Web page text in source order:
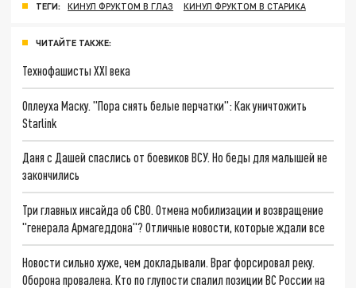
ТЕГИ: КИНУЛ ФРУКТОМ В ГЛАЗ КИНУЛ ФРУКТОМ В СТАРИКА
ЧИТАЙТЕ ТАКЖЕ:
Технофашисты XXI века
Оплеуха Маску. "Пора снять белые перчатки": Как уничтожить
Starlink
Даня с Дашей спаслись от боевиков ВСУ. Но беды для малышей не
закончились
Три главных инсайда об СВО. Отмена мобилизации и возвращение
"генерала Армагеддона"? Отличные новости, которые ждали все
Новости сильно хуже, чем докладывали. Враг форсировал реку.
Оборона провалена. Кто по глупости спалил позиции ВС России на